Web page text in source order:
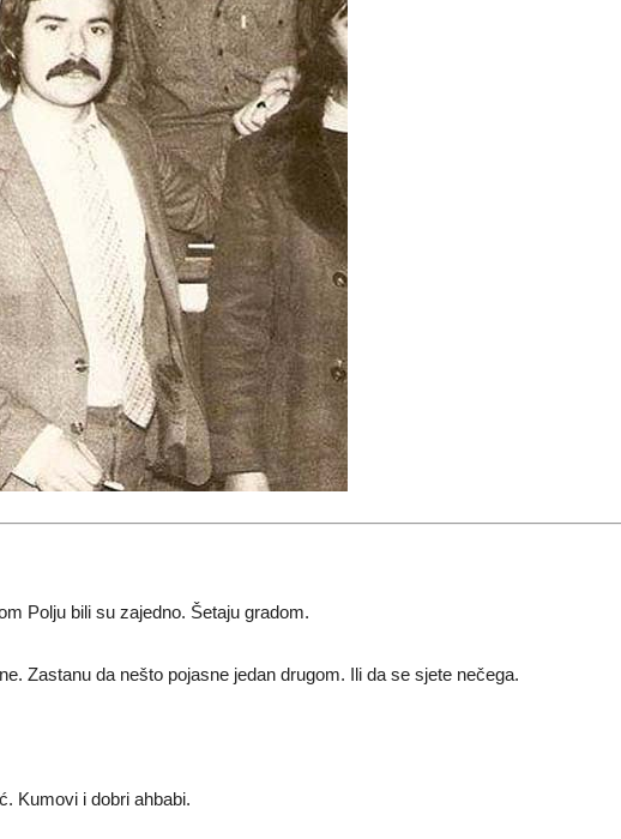
Polju bili su zajedno. Šetaju gradom.
Zastanu da nešto pojasne jedan drugom. Ili da se sjete nečega.
Kumovi i dobri ahbabi.